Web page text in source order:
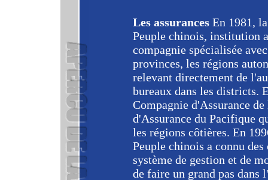
Les assurances En 1981,
Peuple chinois, institution
compagnie spécialisée
provinces, les régions
relevant directement de
bureaux dans les districts.
Compagnie d'Assurance
d'Assurance du Pacifique
les régions côtières. En
Peuple chinois a connu
système de gestion et de
de faire un grand pas dans